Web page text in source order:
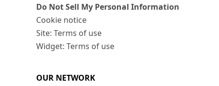
Do Not Sell My Personal Information
Cookie notice
Site: Terms of use
Widget: Terms of use
OUR NETWORK